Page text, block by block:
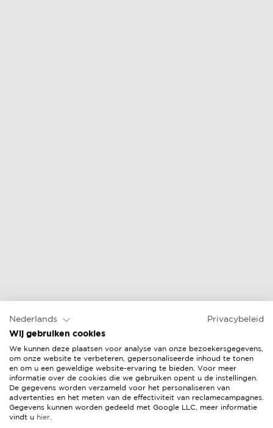
Nederlands
Privacybeleid
Wij gebruiken cookies
We kunnen deze plaatsen voor analyse van onze bezoekersgegevens,
om onze website te verbeteren, gepersonaliseerde inhoud te tonen
en om u een geweldige website-ervaring te bieden. Voor meer
informatie over de cookies die we gebruiken opent u de instellingen.
De gegevens worden verzameld voor het personaliseren van
advertenties en het meten van de effectiviteit van reclamecampagnes.
Gegevens kunnen worden gedeeld met Google LLC, meer informatie
vindt u hier